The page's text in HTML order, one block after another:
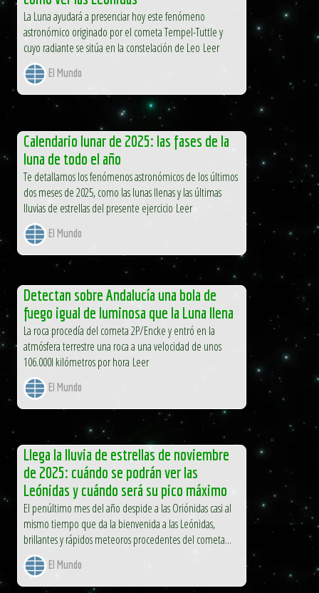
La Luna ayudará a presenciar hoy este fenómeno
astronómico originado por el cometa Tempel-Tuttle y
cuyo radiante se sitúa en la constelación de Leo Leer
El Mundo
Calendario lunar de 2025: las fases de la
luna de todo el año
Te detallamos los fenómenos astronómicos de los últimos
dos meses de 2025, como las lunas llenas y las últimas
lluvias de estrellas del presente ejercicio Leer
El Mundo
Detectan sobre Andalucía una bola de
fuego igual de luminosa que la Luna llena
La roca procedía del cometa 2P/Encke y entró en la
atmósfera terrestre una roca a una velocidad de unos
106.000l kilómetros por hora Leer
El Mundo
Llega la lluvia de estrellas de noviembre
de 2025: cuándo se podrán ver las
Leónidas y cuándo será su pico máximo
El penúltimo mes del año despide a las Oriónidas casi al
mismo tiempo que da la bienvenida a las Leónidas,
brillantes y rápidos meteoros procedentes del cometa...
El Mundo